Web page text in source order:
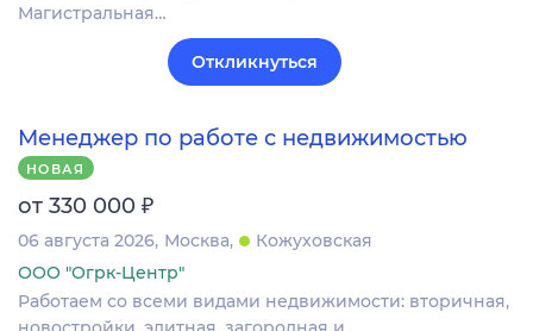
Магистральная…
Откликнуться
Менеджер по работе с недвижимостью
НОВАЯ
от 330 000 ₽
06 августа 2026 Москва
Кожуховская
ООО "Огрк-Центр"
Работаем со всеми видами недвижимости: вторичная,